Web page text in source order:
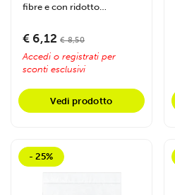
fibre e con ridotto
€ 6,12 € 8,50
Accedi o registrati per
sconti esclusivi
Vedi prodotto
- 25%